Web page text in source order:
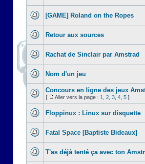
[GAME] Roland on the Ropes
Retour aux sources
Rachat de Sinclair par Amstrad
Nom d'un jeu
Concours en ligne des jeux
[ Aller vers la page : 1 2 3 4 5 ]
Floppinux : Linux sur disquette
Fatal Space [Baptiste Bideaux]
T'as déjà tenté ça avec ton